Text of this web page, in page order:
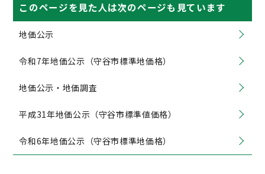
このページを見た人は次のページも見ています
地価公示
令和7年地価公示（守谷市標準地価格）
地価公示・地価調査
平成31年地価公示（守谷市標準値価格）
令和6年地価公示（守谷市標準地価格）